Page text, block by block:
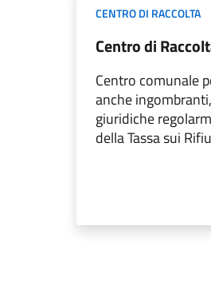
CENTRO DI RACCOLTA
Centro di
Centro comunale
anche
giuridiche
della Tassa sui